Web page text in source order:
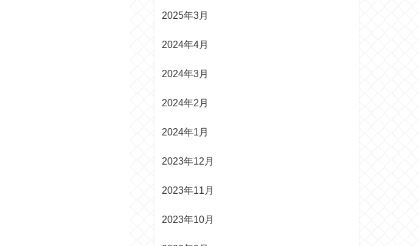
2025年3月
2024年4月
2024年3月
2024年2月
2024年1月
2023年12月
2023年11月
2023年10月